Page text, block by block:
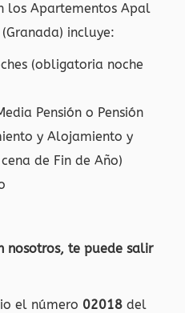
los Apartementos Apal
incluye:
(obligatoria noche
Pensión o Pensión
y Alojamiento y
de Fin de Año)
nosotros, te puede salir
el número 02018 del